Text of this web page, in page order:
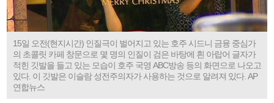
15일 오전(현지시간) 인질극이 벌어지고 있는 호주 시드니 금융 중심가
의 초콜릿 카페 창문으로 몇 명의 인질이 검은 바탕에 흰 아랍어 글자가
적힌 깃발을 들고 있는 모습이 호주 국영 ABC방송 등의 화면으로 나오고
있다. 이 깃발은 이슬람 성전주의자가 사용하는 것으로 알려져 있다. AP
연합뉴스